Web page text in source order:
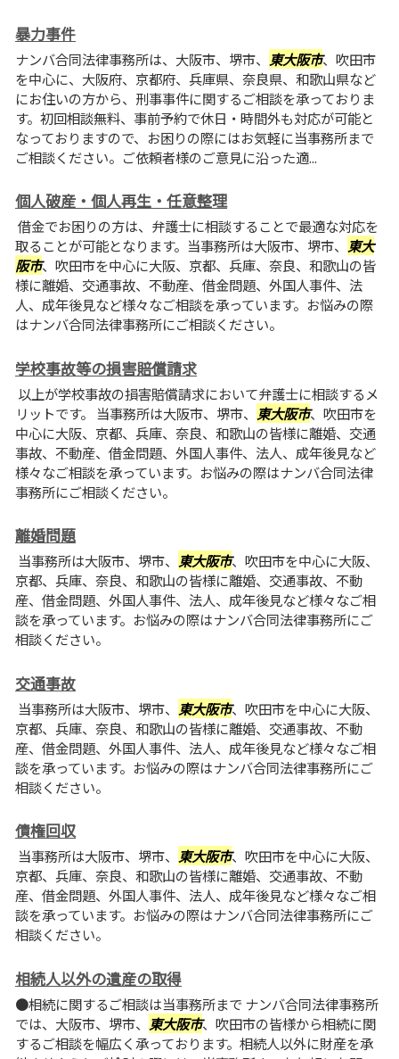
暴力事件
ナンバ合同法律事務所は、大阪市、堺市、 東大阪市、吹田市
を中心に、大阪府、京都府、兵庫県、奈良県、和歌山県など
にお住いの方から、刑事事件に関するご相談を承っておりま
す。初回相談無料、事前予約で休日・時間外も対応が可能と
なっておりますので、お困りの際にはお気軽に当事務所まで
ご相談ください。ご依頼者様のご意見に沿った適...
個人破産・個人再生・任意整理
借金でお困りの方は、弁護士に相談することで最適な対応を
取ることが可能となります。当事務所は大阪市、堺市、 東大
阪市、吹田市を中心に大阪、京都、兵庫、奈良、和歌山の皆
様に離婚、交通事故、不動産、借金問題、外国人事件、法
人、成年後見など様々なご相談を承っています。お悩みの際
はナンバ合同法律事務所にご相談ください。
学校事故等の損害賠償請求
以上が学校事故の損害賠償請求において弁護士に相談するメ
リットです。 当事務所は大阪市、堺市、 東大阪市、吹田市を
中心に大阪、京都、兵庫、奈良、和歌山の皆様に離婚、交通
事故、不動産、借金問題、外国人事件、法人、成年後見など
様々なご相談を承っています。お悩みの際はナンバ合同法律
事務所にご相談ください。
離婚問題
当事務所は大阪市、堺市、 東大阪市、吹田市を中心に大阪、
京都、兵庫、奈良、和歌山の皆様に離婚、交通事故、不動
産、借金問題、外国人事件、法人、成年後見など様々なご相
談を承っています。お悩みの際はナンバ合同法律事務所にご
相談ください。
交通事故
当事務所は大阪市、堺市、 東大阪市、吹田市を中心に大阪、
京都、兵庫、奈良、和歌山の皆様に離婚、交通事故、不動
産、借金問題、外国人事件、法人、成年後見など様々なご相
談を承っています。お悩みの際はナンバ合同法律事務所にご
相談ください。
債権回収
当事務所は大阪市、堺市、 東大阪市、吹田市を中心に大阪、
京都、兵庫、奈良、和歌山の皆様に離婚、交通事故、不動
産、借金問題、外国人事件、法人、成年後見など様々なご相
談を承っています。お悩みの際はナンバ合同法律事務所にご
相談ください。
相続人以外の遺産の取得
●相続に関するご相談は当事務所まで ナンバ合同法律事務所
では、大阪市、堺市、 東大阪市、吹田市の皆様から相続に関
するご相談を幅広く承っております。相続人以外に財産を承